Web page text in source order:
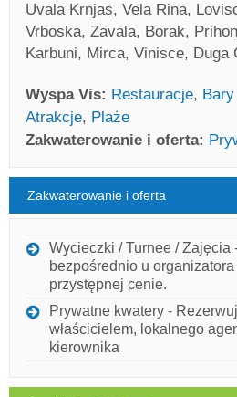
Uvala Krnjas, Vela Rina,
Vrboska, Zavala, Borak,
Karbuni, Mirca, Vinisce, Duga
Wyspa Vis: Restauracje,
Atrakcje, Plaże
Zakwaterowanie i oferta:
Wyspa Vis Pogoda
CZWARTEK
Chorwacja
Mapa turystyczna
Zakwaterowanie i oferta
Wycieczki / Turnee / Zajęcia
bezpośrednio u
przystępnej cenie.
Prywatne kwatery -
właścicielem, lokalnego
kierownika